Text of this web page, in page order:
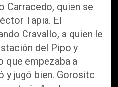
Carracedo, quien se
Tapia. El
Cravallo, a quien le
del Pipo y
que empezaba a
y jugó bien. Gorosito